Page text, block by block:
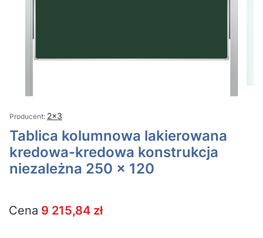
2x3
Tablica kolumnowa lakierowana
kredowa-kredowa konstrukcja
niezależna 250 x 120
Cena 9 215,84 zł